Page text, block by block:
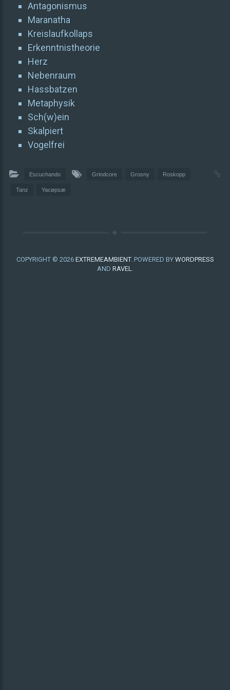
Antagonismus
Maranatha
Kreislaufkollaps
Erkenntnistheorie
Herz
Nebenraum
Hassbatzen
Metaphysik
Sch(w)ein
Skalpiert
Vogelfrei
Escuchando Grindcore Grosny Roskopp
Tanz Yacøpsæ
COPYRIGHT © 2026 EXTREMEAMBIENT. POWERED BY WORDPRESS
AND RAVEL.